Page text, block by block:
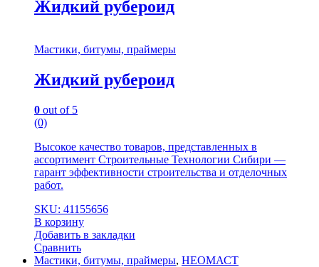
Жидкий рубероид
Мастики, битумы, праймеры
Жидкий рубероид
0 out of 5
(0)
Высокое качество товаров, представленных в
ассортимент Строительные Технологии Сибири —
гарант эффективности строительства и отделочных
работ.
SKU: 41155656
В корзину
Добавить в закладки
Сравнить
Мастики, битумы, праймеры, НЕОМАСТ